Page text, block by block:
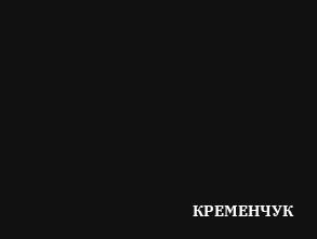
ОПУБЛІКОВАНО
КРЕМЕНЧУК